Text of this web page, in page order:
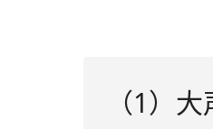
（1）